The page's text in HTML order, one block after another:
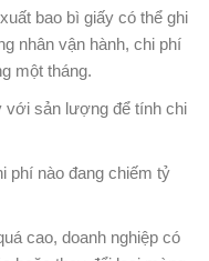
bao bì giấy có thể ghi
nhân vận hành, chi phí
một tháng.
với sản lượng để tính chi
phí nào đang chiếm tỷ
cao, doanh nghiệp có